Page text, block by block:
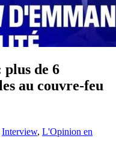
de 6
au couvre-feu
Interview, L'Opinion en